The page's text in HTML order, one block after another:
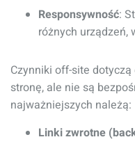
Responsywność:
różnych urządzeń,
Czynniki off-site
stronę, ale nie są
najważniejszych należą:
Linki zwrotne